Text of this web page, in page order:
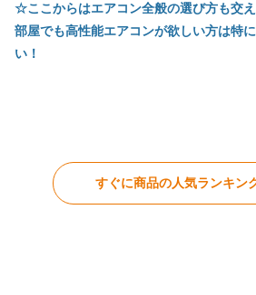
☆ここからはエアコン全般の選び方も交
部屋でも高性能エアコンが欲しい方は特
い！
すぐに商品の人気ランキン